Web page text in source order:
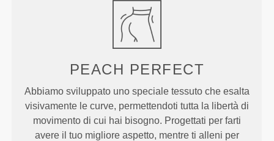
PEACH PERFECT
Abbiamo sviluppato uno speciale tessuto che esalta
visivamente le curve, permettendoti tutta la libertà di
movimento di cui hai bisogno. Progettati per farti
avere il tuo migliore aspetto, mentre ti alleni per